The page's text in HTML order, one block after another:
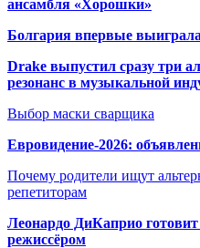
ансамбля «Хорошки»
Болгария впервые
Drake выпустил сразу три
резонанс в музыкальной
Выбор маски сварщика
Евровидение-2026:
Почему родители ищут
репетиторам
Леонардо ДиКаприо
режиссёром